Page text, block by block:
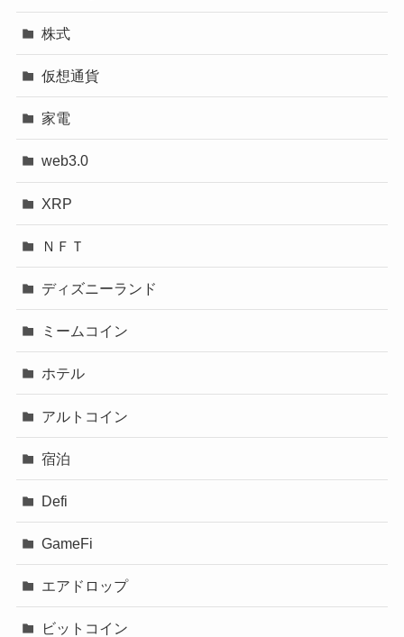
株式
仮想通貨
家電
web3.0
XRP
ＮＦＴ
ディズニーランド
ミームコイン
ホテル
アルトコイン
宿泊
Defi
GameFi
エアドロップ
ビットコイン